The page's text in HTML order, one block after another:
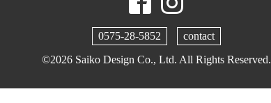
0575-28-5852
contact
©2026 Saiko Design Co., Ltd. All Rights Reserved.